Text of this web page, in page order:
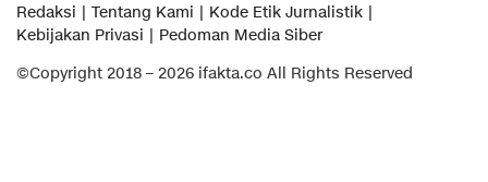
Redaksi
Tentang Kami
Kode Etik Jurnalistik
Kebijakan Privasi
Pedoman Media Siber
©Copyright 2018 – 2026 ifakta.co All Rights Reserved